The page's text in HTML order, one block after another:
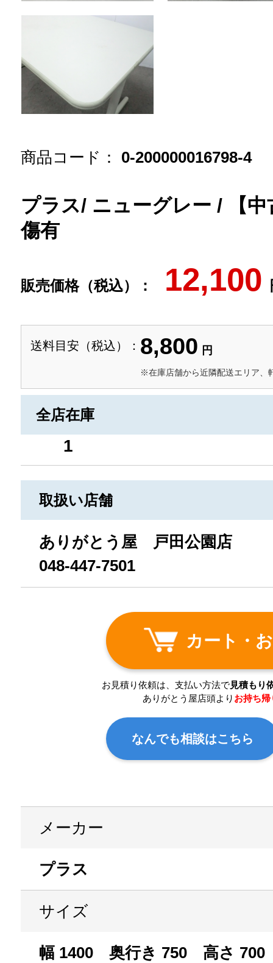
商品コード： 0-200000016798-4
プラス/ ニューグレー / 【
傷有
販売価格（税込）： 12,100
送料目安（税込）： 8,800 円
※在庫店舗から近隣配送エリア、
全店在庫
1
取扱い店舗
ありがとう屋 戸田公園店
048-447-7501
カート・
お見積り依頼は、支払い方法で見積もり
ありがとう屋店頭より お持ち帰
なんでも相談はこちら
メーカー
プラス
サイズ
幅 1400 奥行き 750 高さ 700